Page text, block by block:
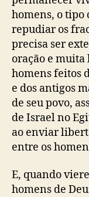
homens, o tipo
repudiar os
precisa ser
oração e
homens feitos
e dos antigos
de seu povo,
de Israel no
ao enviar
entre os
E, quando
homens de